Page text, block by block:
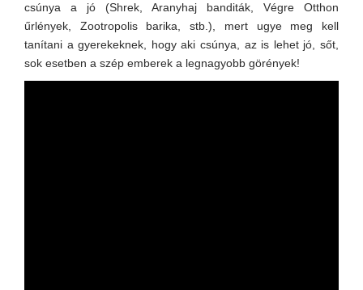
csúnya a jó (Shrek, Aranyhaj banditák, Végre Otthon
űrlények, Zootropolis barika, stb.), mert ugye meg kell
tanítani a gyerekeknek, hogy aki csúnya, az is lehet jó, sőt,
sok esetben a szép emberek a legnagyobb görények!